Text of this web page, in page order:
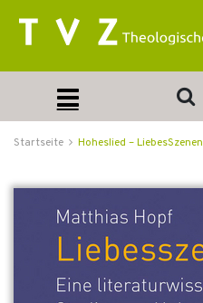
Startseite Hoheslied – LiebesSzenen